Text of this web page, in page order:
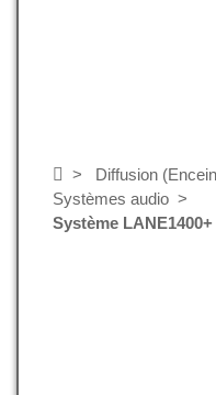
Diffusion
Systèmes audio
Système